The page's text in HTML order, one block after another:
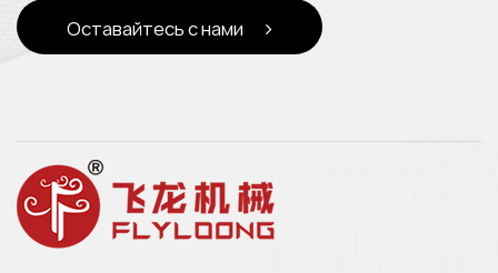
Оставайтесь с нами